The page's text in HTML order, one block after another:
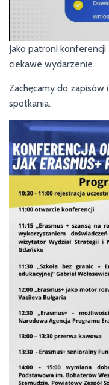
Jako patroni
ciekawe wydarzenie.
Zachęcamy do zapisów
spotkania.